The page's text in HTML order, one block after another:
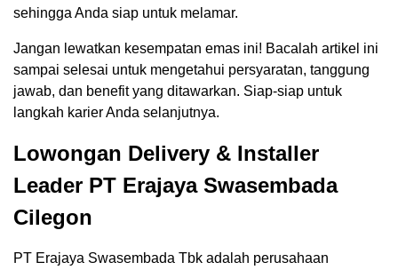
sehingga Anda siap untuk melamar.
Jangan lewatkan kesempatan emas ini! Bacalah artikel ini
sampai selesai untuk mengetahui persyaratan, tanggung
jawab, dan benefit yang ditawarkan. Siap-siap untuk
langkah karier Anda selanjutnya.
Lowongan Delivery & Installer
Leader PT Erajaya Swasembada
Cilegon
PT Erajaya Swasembada Tbk adalah perusahaan